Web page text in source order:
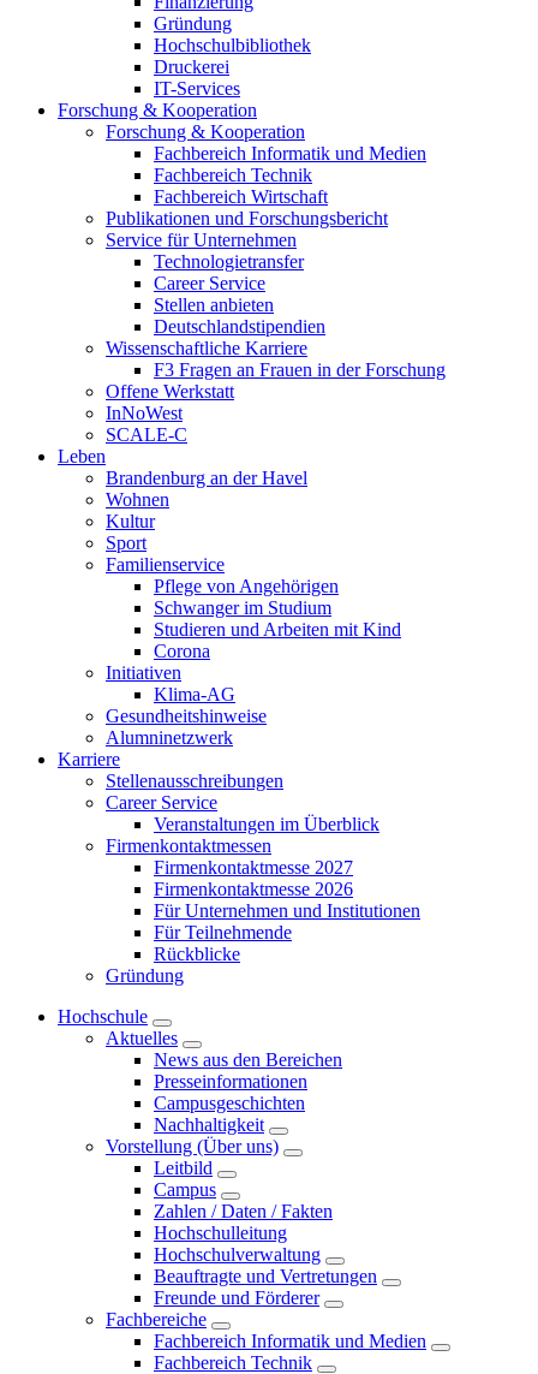
Gründung
Hochschulbibliothek
Druckerei
IT-Services
Forschung & Kooperation
Forschung & Kooperation
Fachbereich Informatik und Medien
Fachbereich Technik
Fachbereich Wirtschaft
Publikationen und Forschungsbericht
Service für Unternehmen
Technologietransfer
Career Service
Stellen anbieten
Deutschlandstipendien
Wissenschaftliche Karriere
F3 Fragen an Frauen in der Forschung
Offene Werkstatt
InNoWest
SCALE-C
Leben
Brandenburg an der Havel
Wohnen
Kultur
Sport
Familienservice
Pflege von Angehörigen
Schwanger im Studium
Studieren und Arbeiten mit Kind
Corona
Initiativen
Klima-AG
Gesundheitshinweise
Alumninetzwerk
Karriere
Stellenausschreibungen
Career Service
Veranstaltungen im Überblick
Firmenkontaktmessen
Firmenkontaktmesse 2027
Firmenkontaktmesse 2026
Für Unternehmen und Institutionen
Für Teilnehmende
Rückblicke
Gründung
Hochschule
Aktuelles
News aus den Bereichen
Presseinformationen
Campusgeschichten
Nachhaltigkeit
Vorstellung (Über uns)
Leitbild
Campus
Zahlen / Daten / Fakten
Hochschulleitung
Hochschulverwaltung
Beauftragte und Vertretungen
Freunde und Förderer
Fachbereiche
Fachbereich Informatik und Medien
Fachbereich Technik